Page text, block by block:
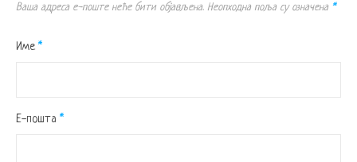
Ваша адреса е-поште неће бити објављена. Неопходна поља су означена *
Име *
Е-пошта *